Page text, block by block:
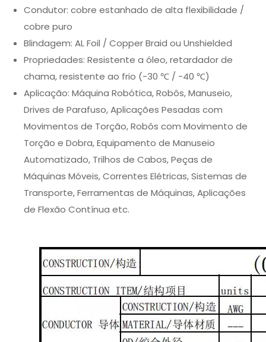
Condutor: cobre estanhado de alta flexibilidade /
cobre puro
Blindagem: AL Foil / Copper Braid ou Unshielded
Propriedades: Resistente a óleo, retardador de
chama, resistente ao frio (-30 ℃ / -40 ℃)
Aplicação: Máquina Robótica, Robôs, Manuseio,
Drives de Parafuso, Aplicações Pesadas com
Movimentos de Torção, Robôs com Movimento de
Torção e Dobra, Equipamento de Manuseio
Automatizado, Trilhos de Cabos, Peças de
Máquinas Móveis, Correntes Elétricas, Sistemas de
Transporte, Ferramentas de Máquinas, Aplicações
de Flexão Contínua etc.